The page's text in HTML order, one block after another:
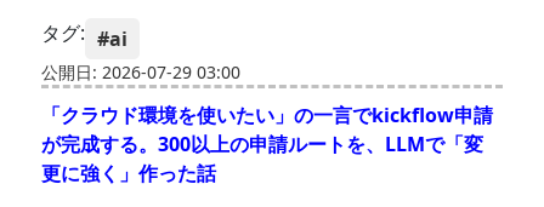
タグ: #ai
公開日: 2026-07-29 03:00
「クラウド環境を使いたい」の一言でkickflow申請
が完成する。300以上の申請ルートを、LLMで「変
更に強く」作った話